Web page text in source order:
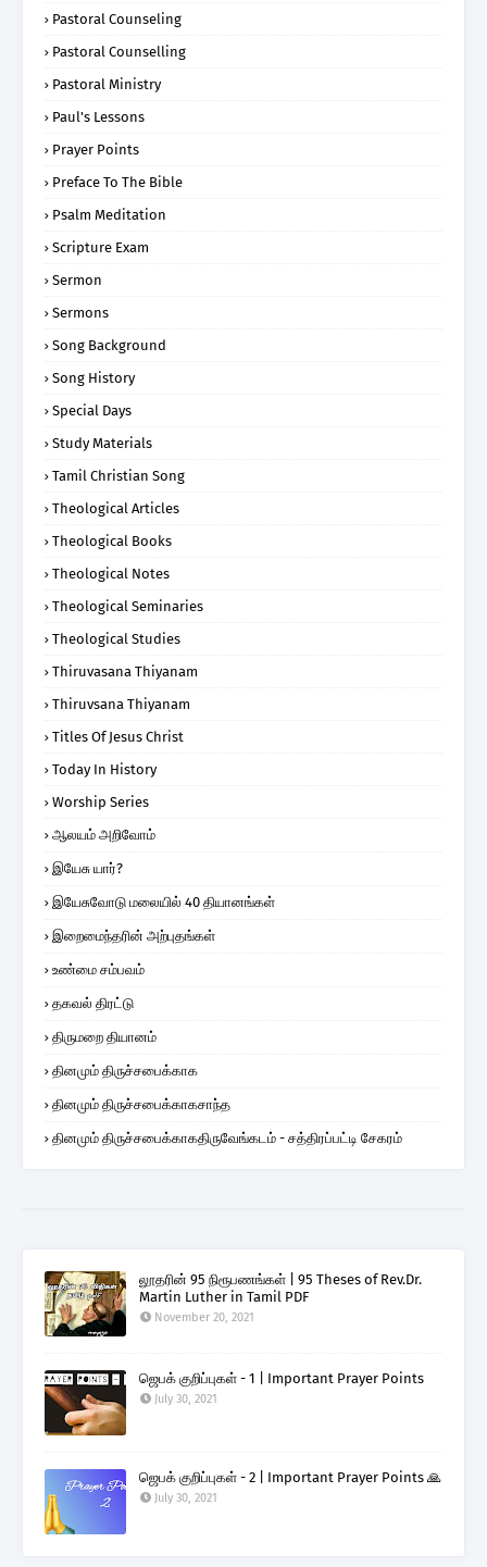
Pastoral Counseling
Pastoral Counselling
Pastoral Ministry
Paul's Lessons
Prayer Points
Preface To The Bible
Psalm Meditation
Scripture Exam
Sermon
Sermons
Song Background
Song History
Special Days
Study Materials
Tamil Christian Song
Theological Articles
Theological Books
Theological Notes
Theological Seminaries
Theological Studies
Thiruvasana Thiyanam
Thiruvsana Thiyanam
Titles Of Jesus Christ
Today In History
Worship Series
ஆலயம் அறிவோம்
இயேசு யார்?
இயேசுவோடு மலையில் 40 தியானங்கள்
இறைமைந்தரின் அற்புதங்கள்
உண்மை சம்பவம்
தகவல் திரட்டு
திருமறை தியானம்
தினமும் திருச்சபைக்காக
தினமும் திருச்சபைக்காகசாந்த
தினமும் திருச்சபைக்காகதிருவேங்கடம் - சத்திரப்பட்டி சேகரம்
லூதரின் 95 நிரூபணங்கள் | 95 Theses of Rev.Dr.
Martin Luther in Tamil PDF
November 20, 2021
ஜெபக் குறிப்புகள் - 1 | Important Prayer Points
July 30, 2021
ஜெபக் குறிப்புகள் - 2 | Important Prayer Points 🙏
July 30, 2021